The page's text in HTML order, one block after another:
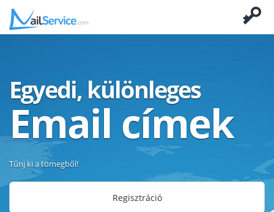
Egyedi, különleges
Email címek
Tűnj ki a tömegből!
Regisztráció